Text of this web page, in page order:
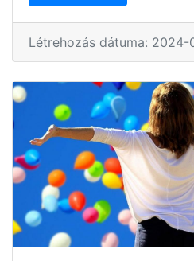
Létrehozás dátuma: 2024-